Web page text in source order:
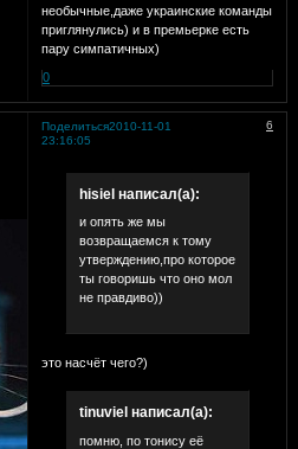
необычные,даже украинские команды
приглянулись) и в премьерке есть
пару симпатичных)
0
Поделиться 6
2010-11-01
23:16:05
hisiel написал(а):
и опять же мы
возвращаемся к тому
утверждению,про которое
ты говоришь что оно мол
не правдиво))
это насчёт чего?)
tinuviel написал(а):
помню, по тонису её